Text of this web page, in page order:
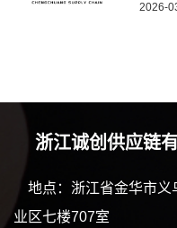
2026-
浙江诚创供应链有
地点：浙江省金华市义
业区七楼707室